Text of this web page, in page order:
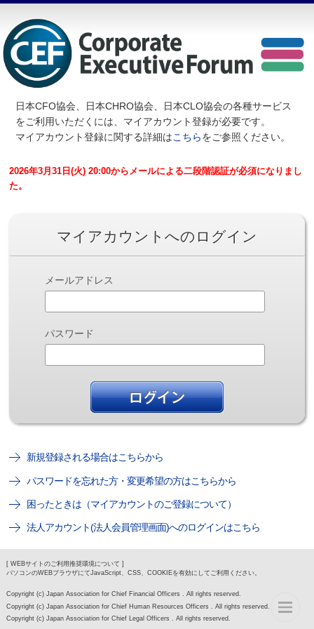
日本CFO協会、日本CHRO協会、日本CLO協会の各種サービス
をご利用いただくには、マイアカウント登録が必要です。
マイアカウント登録に関する詳細はこちらをご参照ください。
2026年3月31日(火) 20:00からメールによる二段階認証が必須になりまし
た。
マイアカウントへのログイン
メールアドレス
パスワード
新規登録される場合はこちらから
パスワードを忘れた方・変更希望の方はこちらから
困ったときは（マイアカウントのご登録について）
法人アカウント(法人会員管理画面)へのログインはこちら
[ WEBサイトのご利用推奨環境について ]
パソコンのWEBブラウザにてJavaScript、CSS、COOKIEを有効にしてご利用ください。
Copyright (c) Japan Association for Chief Financial Officers . All rights reserved.
Copyright (c) Japan Association for Chief Human Resources Officers . All rights reserved.
Copyright (c) Japan Association for Chief Legal Officers . All rights reserved.